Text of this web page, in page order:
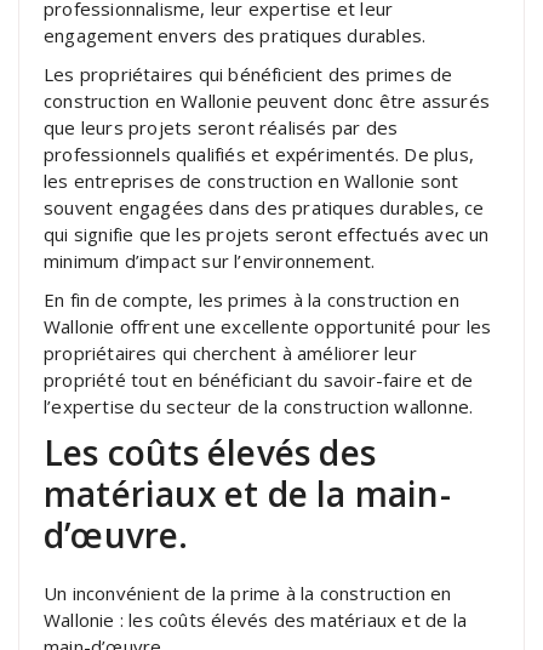
professionnalisme, leur expertise et leur
engagement envers des pratiques durables.
Les propriétaires qui bénéficient des primes de
construction en Wallonie peuvent donc être assurés
que leurs projets seront réalisés par des
professionnels qualifiés et expérimentés. De plus,
les entreprises de construction en Wallonie sont
souvent engagées dans des pratiques durables, ce
qui signifie que les projets seront effectués avec un
minimum d’impact sur l’environnement.
En fin de compte, les primes à la construction en
Wallonie offrent une excellente opportunité pour les
propriétaires qui cherchent à améliorer leur
propriété tout en bénéficiant du savoir-faire et de
l’expertise du secteur de la construction wallonne.
Les coûts élevés des
matériaux et de la main-
d’œuvre.
Un inconvénient de la prime à la construction en
Wallonie : les coûts élevés des matériaux et de la